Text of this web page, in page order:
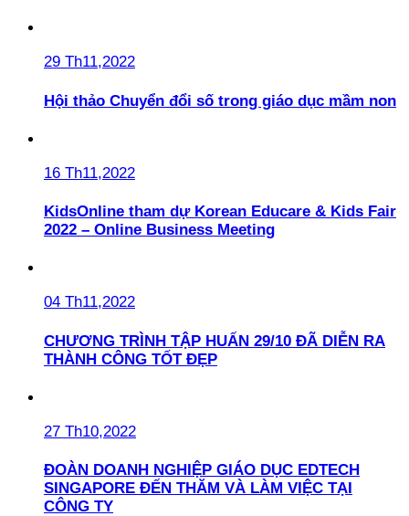
29 Th11,2022
Hội thảo Chuyển đổi số trong giáo dục mầm non
16 Th11,2022
KidsOnline tham dự Korean Educare & Kids Fair
2022 – Online Business Meeting
04 Th11,2022
CHƯƠNG TRÌNH TẬP HUẤN 29/10 ĐÃ DIỄN RA
THÀNH CÔNG TỐT ĐẸP
27 Th10,2022
ĐOÀN DOANH NGHIỆP GIÁO DỤC EDTECH
SINGAPORE ĐẾN THĂM VÀ LÀM VIỆC TẠI
CÔNG TY